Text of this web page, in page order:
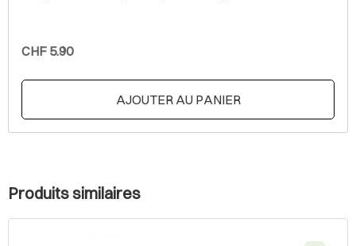
CHF 5.90
AJOUTER AU PANIER
Produits similaires